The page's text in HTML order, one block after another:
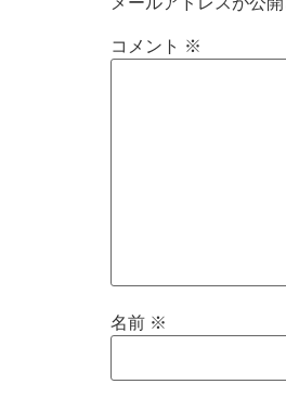
コメント ※
名前 ※